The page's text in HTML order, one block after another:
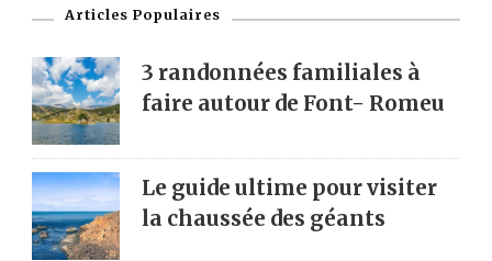
Articles Populaires
3 randonnées familiales à
faire autour de Font- Romeu
Le guide ultime pour visiter
la chaussée des géants